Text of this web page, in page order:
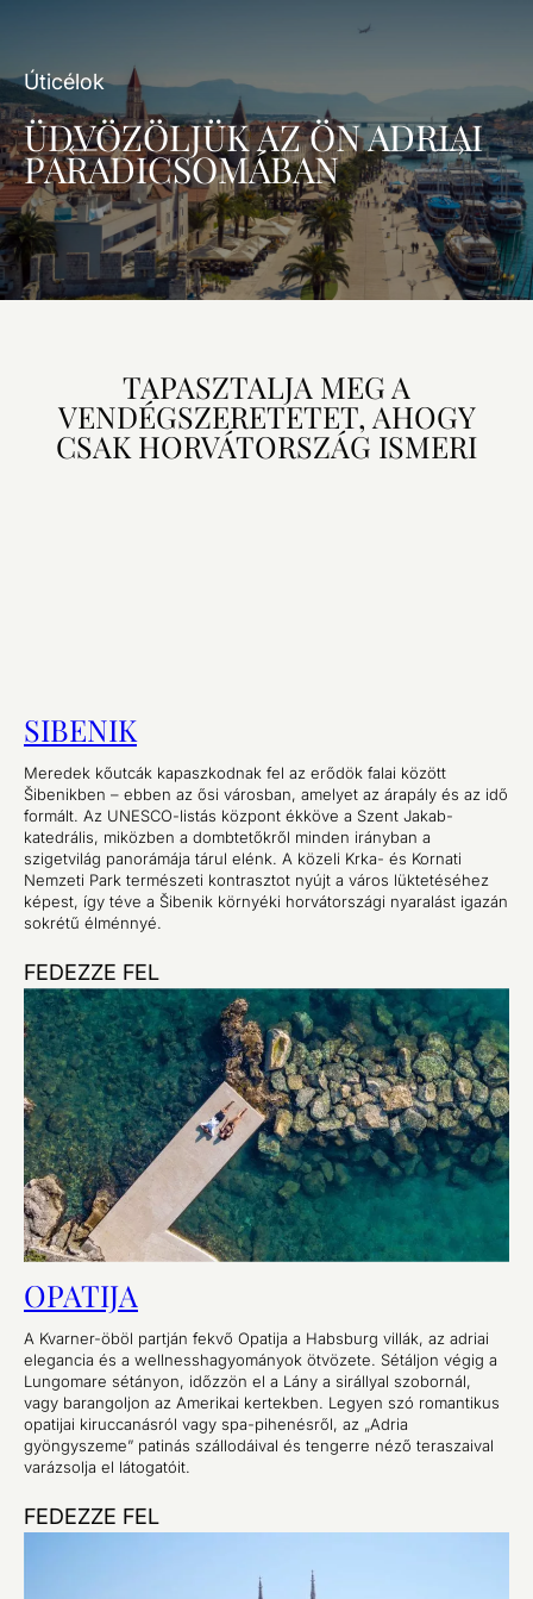
Úticélok
ÜDVÖZÖLJÜK AZ ÖN ADRIAI
PARADICSOMÁBAN
TAPASZTALJA MEG A
VENDÉGSZERETETET, AHOGY
CSAK HORVÁTORSZÁG ISMERI
SIBENIK
Meredek kőutcák kapaszkodnak fel az erődök falai között
Šibenikben – ebben az ősi városban, amelyet az árapály és az idő
formált. Az UNESCO-listás központ ékköve a Szent Jakab-
katedrális, miközben a dombtetőkről minden irányban a
szigetvilág panorámája tárul elénk. A közeli Krka- és Kornati
Nemzeti Park természeti kontrasztot nyújt a város lüktetéséhez
képest, így téve a Šibenik környéki horvátországi nyaralást igazán
sokrétű élménnyé.
FEDEZZE FEL
OPATIJA
A Kvarner-öböl partján fekvő Opatija a Habsburg villák, az adriai
elegancia és a wellnesshagyományok ötvözete. Sétáljon végig a
Lungomare sétányon, időzzön el a Lány a sirállyal szobornál,
vagy barangoljon az Amerikai kertekben. Legyen szó romantikus
opatijai kiruccanásról vagy spa-pihenésről, az „Adria
gyöngyszeme” patinás szállodáival és tengerre néző teraszaival
varázsolja el látogatóit.
FEDEZZE FEL